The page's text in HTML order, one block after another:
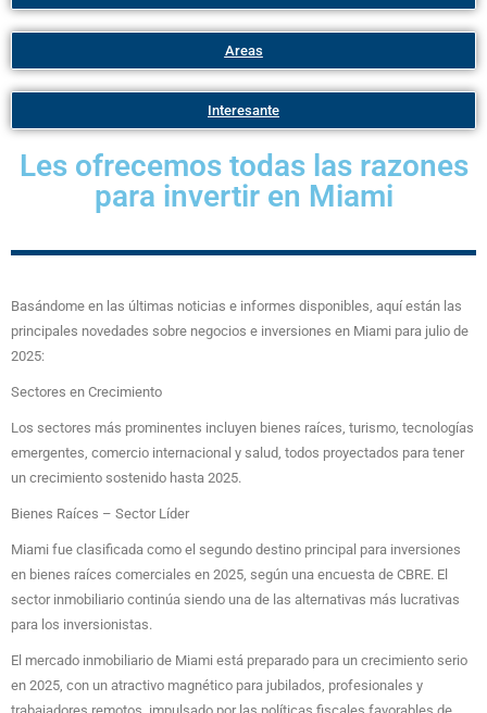
Areas
Interesante
Les ofrecemos todas las razones
para invertir en Miami
Basándome en las últimas noticias e informes disponibles, aquí están las
principales novedades sobre negocios e inversiones en Miami para julio de
2025:
Sectores en Crecimiento
Los sectores más prominentes incluyen bienes raíces, turismo, tecnologías
emergentes, comercio internacional y salud, todos proyectados para tener
un crecimiento sostenido hasta 2025.
Bienes Raíces – Sector Líder
Miami fue clasificada como el segundo destino principal para inversiones
en bienes raíces comerciales en 2025, según una encuesta de CBRE. El
sector inmobiliario continúa siendo una de las alternativas más lucrativas
para los inversionistas.
El mercado inmobiliario de Miami está preparado para un crecimiento serio
en 2025, con un atractivo magnético para jubilados, profesionales y